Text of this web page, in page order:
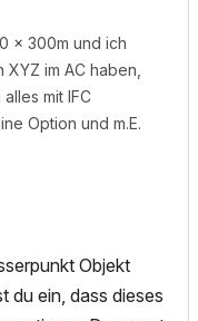
x 300m und ich
im AC haben,
mit IFC
Option und m.E.
Objekt
du ein, dass dieses